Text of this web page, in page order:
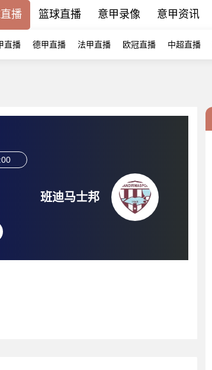
播 篮球直播 意甲录像 意甲资讯
直播 德甲直播 法甲直播 欧冠直播 中超直播
班迪马士邦